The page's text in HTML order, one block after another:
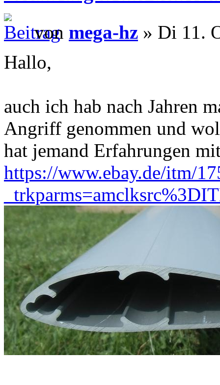
von mega-hz » Di 11.
Hallo,
auch ich hab nach Jahren
Angriff genommen und
hat jemand Erfahrungen
https://www.ebay.de/itm/